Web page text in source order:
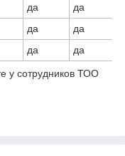
да
да
да
да
да да
у сотрудников ТОО